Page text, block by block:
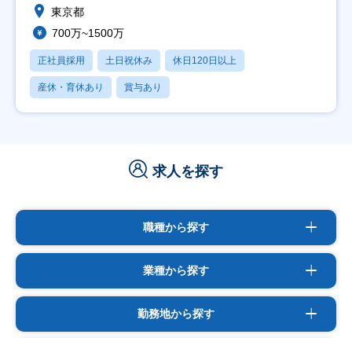
東京都
700万~1500万
正社員採用 土日祝休み 休日120日以上
産休・育休あり 賞与あり
求人を探す
職種から探す
業種から探す
勤務地から探す